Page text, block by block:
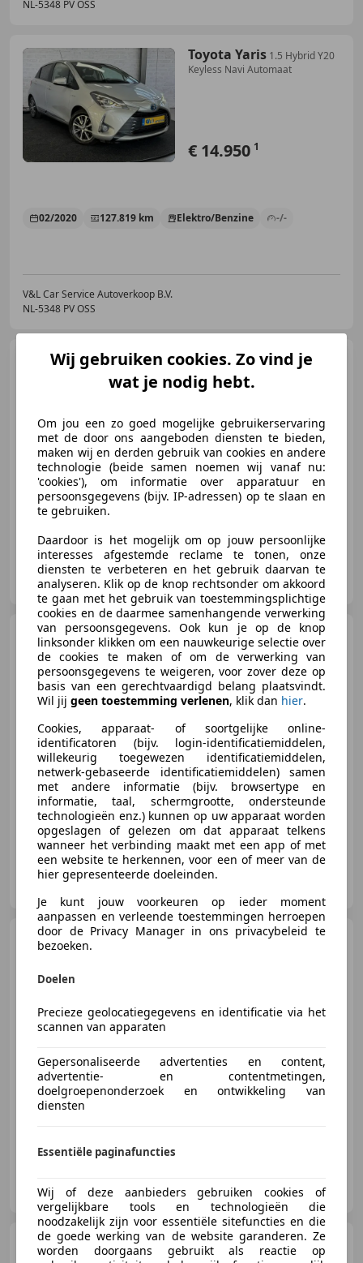
NL-5348 PV OSS
Toyota Yaris 1.5 Hybrid Y20
Keyless Navi Automaat
€ 14.950 1
02/2020 127.819 km Elektro/Benzine -/-
V&L Car Service Autoverkoop B.V.
NL-5348 PV OSS
Toyota RAV 4 2.5 Hybrid
Dynamic / Panno / Leer /
Stoelverwr. /
€ 39.995
01/2023 37.512 km Elektro/Benzine -/-
V&L Car Service Autoverkoop B.V.
NL-5348 PV OSS
Ford Kuga
2.5 PHEV ST-Line
X Pano HUD Trekhaak
€ 37.745 1
02/2025 27.794 km Elektro/Benzine -/-
V&L Car Service Autoverkoop B.V.
Toyota Yaris1.5 Hybrid Y20
04/2020 -/-
NL-5348 PV OSS
Mazda 6Sportbreak 2.0
SkyActiv-G 165 Sportive Trekhaak
Wij gebruiken cookies. Zo vind je
wat je nodig hebt.
Om jou een zo goed mogelijke gebruikerservaring
met de door ons aangeboden diensten te bieden,
maken wij en derden gebruik van cookies en andere
technologie (beide samen noemen wij vanaf nu:
'cookies'), om informatie over apparatuur en
persoonsgegevens (bijv. IP-adressen) op te slaan en
te gebruiken.
Daardoor is het mogelijk om op jouw persoonlijke
interesses afgestemde reclame te tonen, onze
diensten te verbeteren en het gebruik daarvan te
analyseren. Klik op de knop rechtsonder om akkoord
te gaan met het gebruik van toestemmingsplichtige
cookies en de daarmee samenhangende verwerking
van persoonsgegevens. Ook kun je op de knop
linksonder klikken om een nauwkeurige selectie over
de cookies te maken of om de verwerking van
persoonsgegevens te weigeren, voor zover deze op
basis van een gerechtvaardigd belang plaatsvindt.
Wil jij geen toestemming verlenen, klik dan hier.
Cookies, apparaat- of soortgelijke online-
identificatoren (bijv. login-identificatiemiddelen,
willekeurig toegewezen identificatiemiddelen,
netwerk-gebaseerde identificatiemiddelen) samen
met andere informatie (bijv. browsertype en
informatie, taal, schermgrootte, ondersteunde
technologieën enz.) kunnen op uw apparaat worden
opgeslagen of gelezen om dat apparaat telkens
wanneer het verbinding maakt met een app of met
een website te herkennen, voor een of meer van de
hier gepresenteerde doeleinden.
Je kunt jouw voorkeuren op ieder moment
aanpassen en verleende toestemmingen herroepen
door de Privacy Manager in ons privacybeleid te
bezoeken.
Doelen
Precieze geolocatiegegevens en identificatie via het
scannen van apparaten
Gepersonaliseerde advertenties en content,
advertentie- en contentmetingen,
doelgroepenonderzoek en ontwikkeling van
diensten
Essentiële paginafuncties
Wij of deze aanbieders gebruiken cookies of
vergelijkbare tools en technologieën die
noodzakelijk zijn voor essentiële sitefuncties en die
de goede werking van de website garanderen. Ze
worden doorgaans gebruikt als reactie op